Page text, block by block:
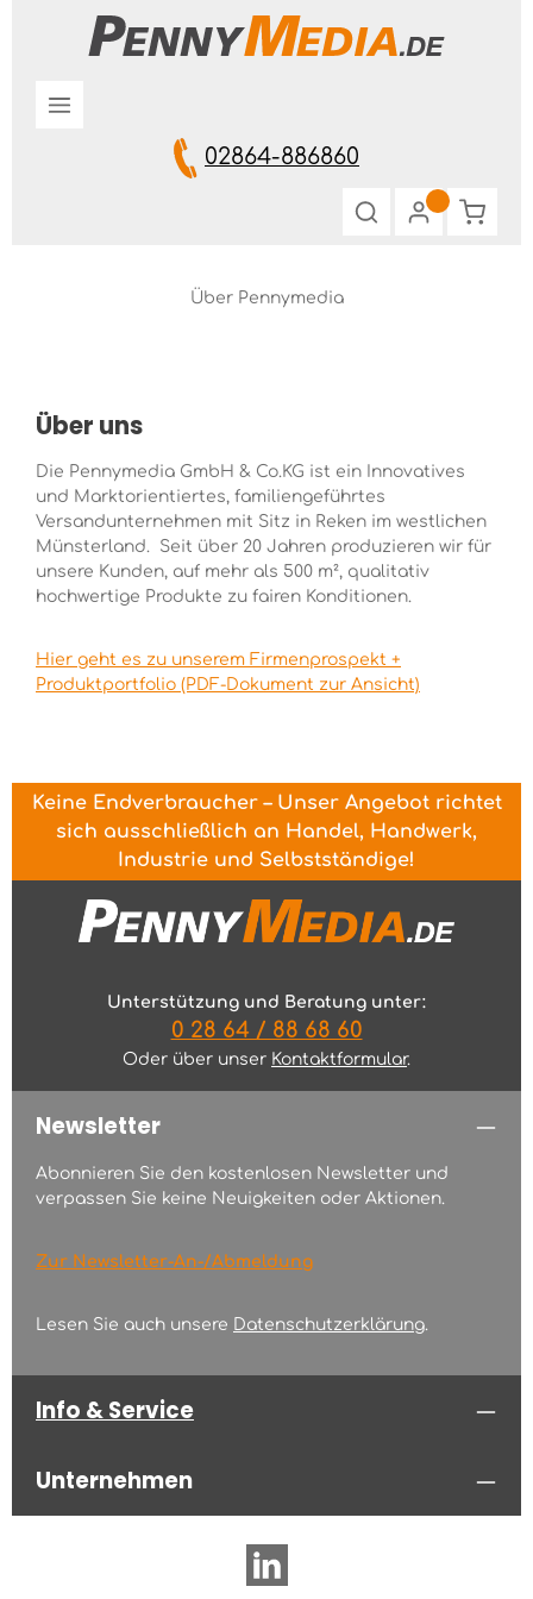
Zum Hauptinhalt springen
02864-886860
Über Pennymedia
Über uns
Die Pennymedia GmbH & Co.KG ist ein Innovatives
und Marktorientiertes, familiengeführtes
Versandunternehmen mit Sitz in Reken im westlichen
Münsterland. Seit über 20 Jahren produzieren wir für
unsere Kunden, auf mehr als 500 m², qualitativ
hochwertige Produkte zu fairen Konditionen.
Hier geht es zu unserem Firmenprospekt +
Produktportfolio (PDF-Dokument zur Ansicht)
Keine Endverbraucher – Unser Angebot richtet
sich ausschließlich an Handel, Handwerk,
Industrie und Selbstständige!
Unterstützung und Beratung unter:
0 28 64 / 88 68 60
Oder über unser Kontaktformular.
Newsletter
Abonnieren Sie den kostenlosen Newsletter und
verpassen Sie keine Neuigkeiten oder Aktionen.
Zur Newsletter-An-/Abmeldung
Lesen Sie auch unsere Datenschutzerklärung.
Info & Service
Unternehmen